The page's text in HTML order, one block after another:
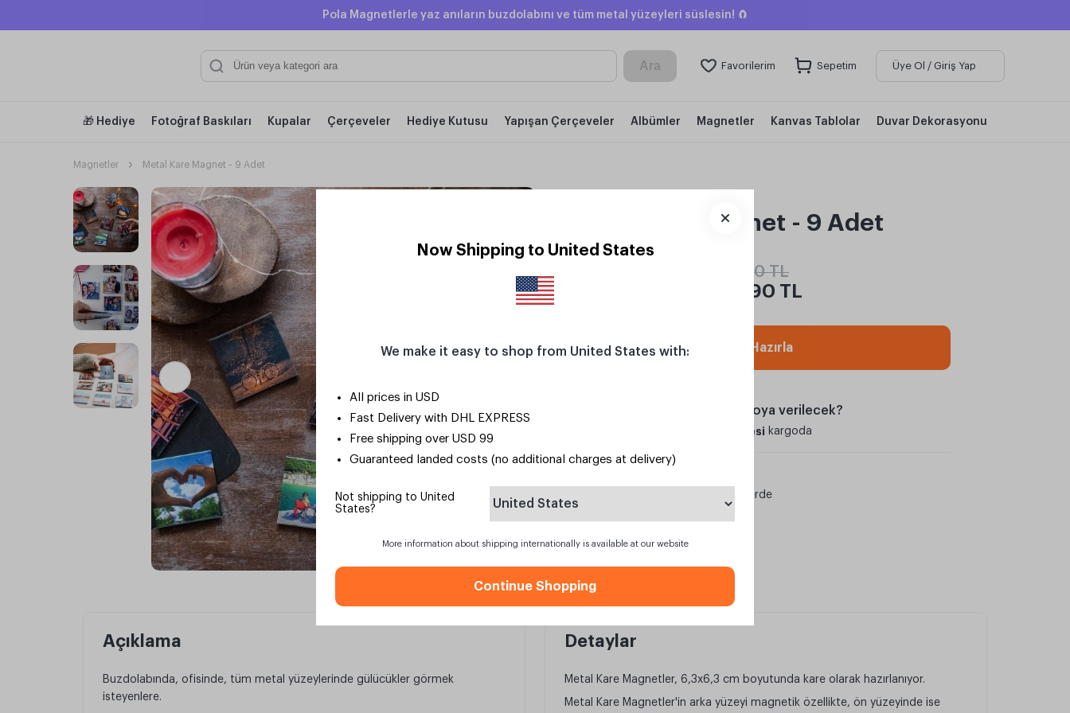
Now Shipping to United States
We make it easy to shop from United States with:
All prices in USD
Fast Delivery with DHL EXPRESS
Free shipping over USD 99
Guaranteed landed costs (no additional charges at delivery)
Not shipping to United
States?
United States
More information about shipping internationally is available at our website
Continue Shopping
Pola Magnetlerle yaz anıların buzdolabını ve tüm metal yüzeyleri süslesin! 🧲
Ara Favorilerim Sepetim Üye Ol / Giriş Yap
🎁 Hediye Fotoğraf Baskıları Kupalar Çerçeveler Hediye Kutusu Yapışan Çerçeveler Albümler Magnetler Kanvas Tablolar Duvar Dekorasyonu
Magnetler Metal Kare Magnet - 9 Adet
Metal Kare Magnet - 9 Adet
90 TL
90 TL
Hemen Hazırla
Siparişim ne zaman kargoya verilecek?
8 Ağustos Cumartesi kargoda
750,00 TL ve üzeri alışverişlerde
Açıklama
Buzdolabında, ofisinde, tüm metal yüzeylerinde gülücükler görmek
isteyenlere.
Detaylar
Metal Kare Magnetler, 6,3x6,3 cm boyutunda kare olarak hazırlanıyor.
Metal Kare Magnetler'in arka yüzeyi magnetik özellikte, ön yüzeyinde ise